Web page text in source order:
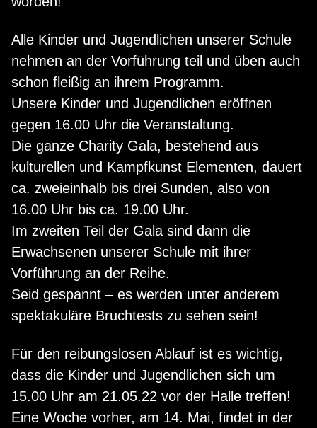
Alle Kinder und Jugendlichen unserer Schule
nehmen an der Vorführung teil und üben auch
schon fleißig an ihrem Programm.
Unsere Kinder und Jugendlichen eröffnen
gegen 16.00 Uhr die Veranstaltung.
Die ganze Charity Gala, bestehend aus
kulturellen und Kampfkunst Elementen, dauert
ca. zweieinhalb bis drei Sunden, also von
16.00 Uhr bis ca. 19.00 Uhr.
Im zweiten Teil der Gala sind dann die
Erwachsenen unserer Schule mit ihrer
Vorführung an der Reihe.
Seid gespannt – es werden unter anderem
spektakuläre Bruchtests zu sehen sein!
Für den reibungslosen Ablauf ist es wichtig,
dass die Kinder und Jugendlichen sich um
15.00 Uhr am 21.05.22 vor der Halle treffen!
Eine Woche vorher, am 14. Mai, findet in der